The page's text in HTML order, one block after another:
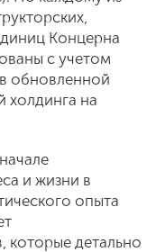
Концерна
с учетом
обновленной
холдинга на
и жизни в
опыта
которые детально